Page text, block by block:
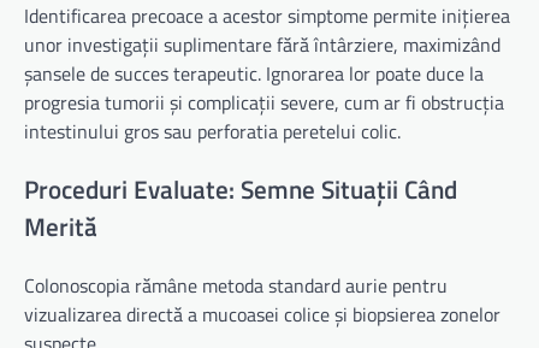
Identificarea precoace a acestor simptome permite inițierea
unor investigații suplimentare fără întârziere, maximizând
șansele de succes terapeutic. Ignorarea lor poate duce la
progresia tumorii și complicații severe, cum ar fi obstrucția
intestinului gros sau perforatia peretelui colic.
Proceduri Evaluate: Semne Situații Când
Merită
Colonoscopia rămâne metoda standard aurie pentru
vizualizarea directă a mucoasei colice și biopsierea zonelor